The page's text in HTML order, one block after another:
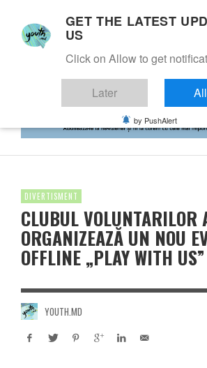
DIVERTISMENT
CLUBUL VOLUNTARILOR
ORGANIZEAZĂ UN NOU
OFFLINE „PLAY WITH US”
YOUTH.MD
GET THE LATEST
US
Click on Allow to get
Later
by PushAlert